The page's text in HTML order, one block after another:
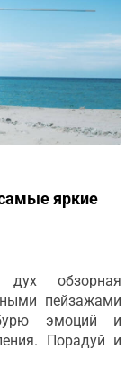
яркие
дух обзорная
пейзажами
эмоций и
Порадуй и